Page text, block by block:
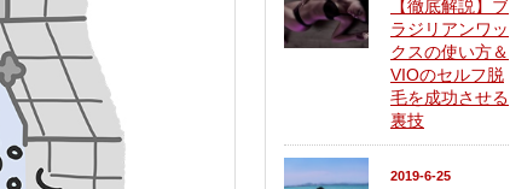
【徹底解説】ブ
ラジリアンワッ
クスの使い方＆
VIOのセルフ脱
毛を成功させる
裏技
2019-6-25